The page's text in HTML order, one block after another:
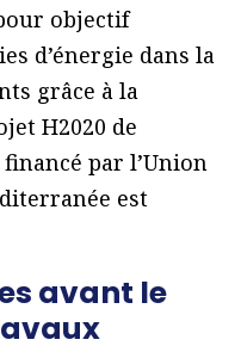
objectif
d’énergie dans la
grâce à la
H2020 de
par l’Union
est
avant le